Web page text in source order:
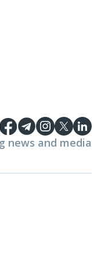
news and media